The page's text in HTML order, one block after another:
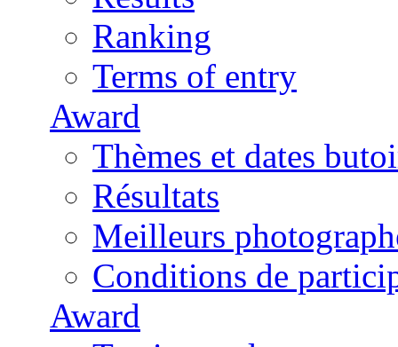
Ranking
Terms of entry
Award
Thèmes et dates
Résultats
Meilleurs
Conditions de
Award